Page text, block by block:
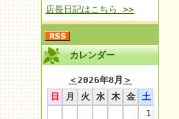
店長日記はこちら >>
カレンダー
＜2026年8月 ＞
日
月 火 水 木 金
土
1